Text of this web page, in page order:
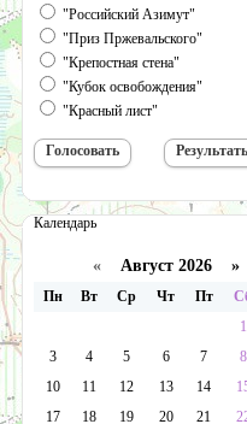
"Российский Азимут"
"Приз Пржевальского"
"Крепостная стена"
"Кубок освобождения"
"Красный лист"
Календарь
« Август 2026 »
Пн Вт Ср Чт Пт
1
3
4 5 6 7 8
10
11 12 13 14
17
18 19 20 21